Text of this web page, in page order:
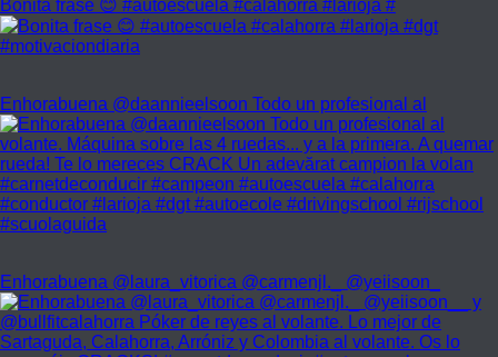
Bonita frase 😊 #autoescuela #calahorra #larioja #
Enhorabuena @daannieelsoon Todo un profesional al
Enhorabuena @laura_vitorica @carmenjl._ @yeiisoon_